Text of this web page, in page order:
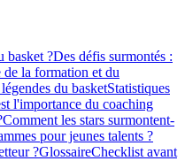
basket ?Des défis surmontés :
la formation et du
du basketStatistiques
l'importance du coaching
Comment les stars surmontent-
pour jeunes talents ?
?GlossaireChecklist avant